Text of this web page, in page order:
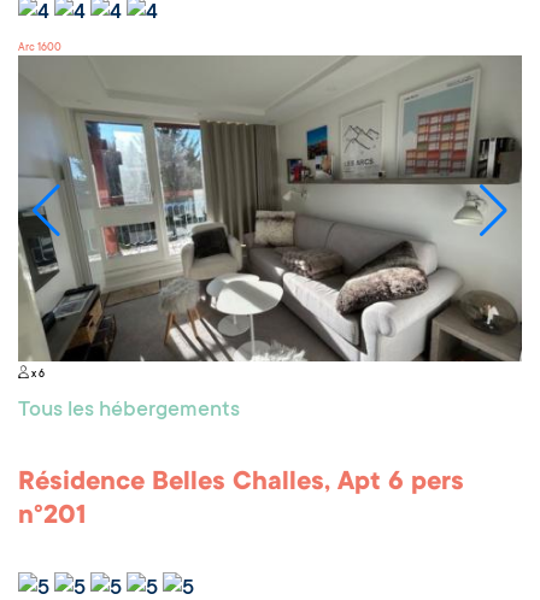
Arc 1600
x 6
Tous les hébergements
Résidence Belles Challes, Apt 6 pers
n°201